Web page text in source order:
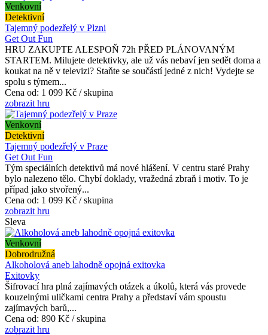
Venkovní
Detektivní
Tajemný podezřelý v Plzni
Get Out Fun
HRU ZAKUPTE ALESPOŇ 72h PŘED PLÁNOVANÝM
STARTEM. Milujete detektivky, ale už vás nebaví jen sedět doma a
koukat na ně v televizi? Staňte se součástí jedné z nich! Vydejte se
spolu s týmem...
Cena od: 1 099 Kč / skupina
zobrazit hru
Venkovní
Detektivní
Tajemný podezřelý v Praze
Get Out Fun
Tým speciálních detektivů má nové hlášení. V centru staré Prahy
bylo nalezeno tělo. Chybí doklady, vražedná zbraň i motiv. To je
případ jako stvořený...
Cena od: 1 099 Kč / skupina
zobrazit hru
Sleva
Venkovní
Dobrodružná
Alkoholová aneb lahodně opojná exitovka
Exitovky
Šifrovací hra plná zajímavých otázek a úkolů, která vás provede
kouzelnými uličkami centra Prahy a představí vám spoustu
zajímavých barů,...
Cena od: 890 Kč / skupina
zobrazit hru